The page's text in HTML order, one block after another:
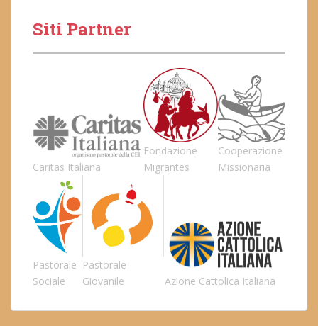
Siti Partner
Caritas Italiana
Fondazione
Migrantes
Cooperazione
Missionaria
Pastorale
Sociale
Pastorale
Giovanile
Azione Cattolica Italiana